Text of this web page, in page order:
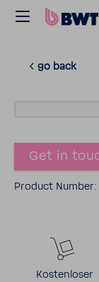
go back
Get in
Product
Kosten­loser